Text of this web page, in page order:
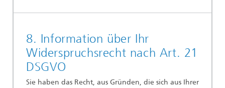
8. Information über Ihr
Widerspruchsrecht nach Art. 21
DSGVO
Sie haben das Recht, aus Gründen, die sich aus Ihrer